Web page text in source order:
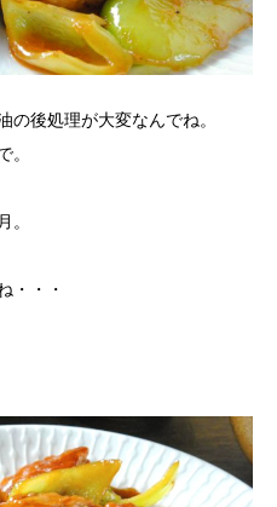
の後処理が大変なんでね。
。
。
・・・